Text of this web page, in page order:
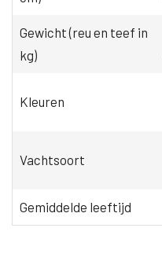
Gewicht (reu en teef in
kg)
Kleuren
Vachtsoort
Gemiddelde leeftijd